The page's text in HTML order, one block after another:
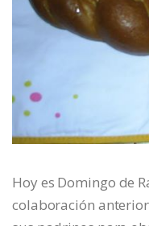
Hoy es Domingo de
colaboración